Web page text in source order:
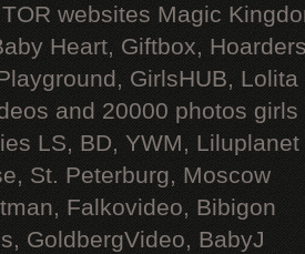
websites Magic
Heart, Giftbox,
GirlsHUB, Lolita
and 20000 photos
LS, BD, YWM, Liluplanet
St. Peterburg, Moscow
Falkovideo, Bibigon
GoldbergVideo, BabyJ